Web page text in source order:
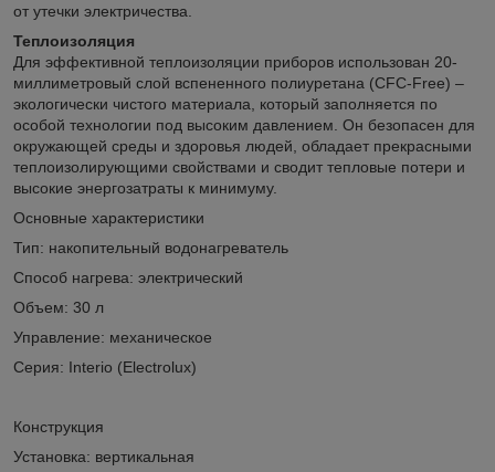
от утечки электричества.
Теплоизоляция
Для эффективной теплоизоляции приборов использован 20-
миллиметровый слой вспененного полиуретана (CFC-Free) –
экологически чистого материала, который заполняется по
особой технологии под высоким давлением. Он безопасен для
окружающей среды и здоровья людей, обладает прекрасными
теплоизолирующими свойствами и сводит тепловые потери и
высокие энергозатраты к минимуму.
Основные характеристики
Тип: накопительный водонагреватель
Способ нагрева: электрический
Объем: 30 л
Управление: механическое
Серия: Interio (Electrolux)
Конструкция
Установка: вертикальная